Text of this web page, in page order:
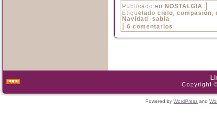
Publicado en NOSTALGIA
Etiquetado cielo, compasión,
Navidad , sabia
6 comentarios
Copyright
Powered byWordPress and